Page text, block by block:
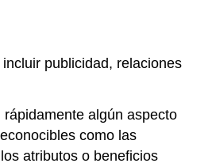
publicidad, relaciones
algún aspecto
como las
atributos o beneficios